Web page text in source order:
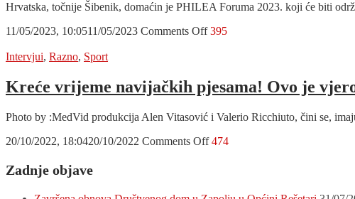
mijenja
ženskog
Hrvatska, točnije Šibenik, domaćin je PHILEA Foruma 2023. koji će biti
11/05/2023, 10:0511/05/2023 Comments Offon
filantropi
iz
svijeta!
Europu
395
Intervjui, Razno, Sport
Kreće vrijeme navijačkih pjesama! Ovo je
Photo by :MedVid produkcija Alen Vitasović i Valerio Ricchiuto, čini se,
20/10/2022, 18:0420/10/2022 Comments Offon
474
Zadnje objave